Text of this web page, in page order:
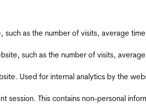
as the number of visits, average
such as the number of visits,
Used for internal analytics by the
session. This contains non-personal